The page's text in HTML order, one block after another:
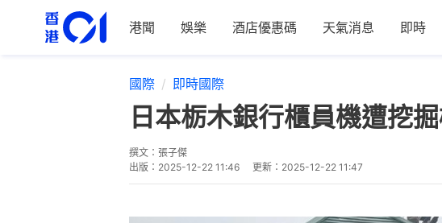
港聞 娛樂 酒店優惠碼 天氣消息 即時
國際 即時國際
日本栃木銀行櫃員機遭挖
撰文： 張子傑
出版： 2025-12-22 11:46 更新： 2025-12-22 11:47